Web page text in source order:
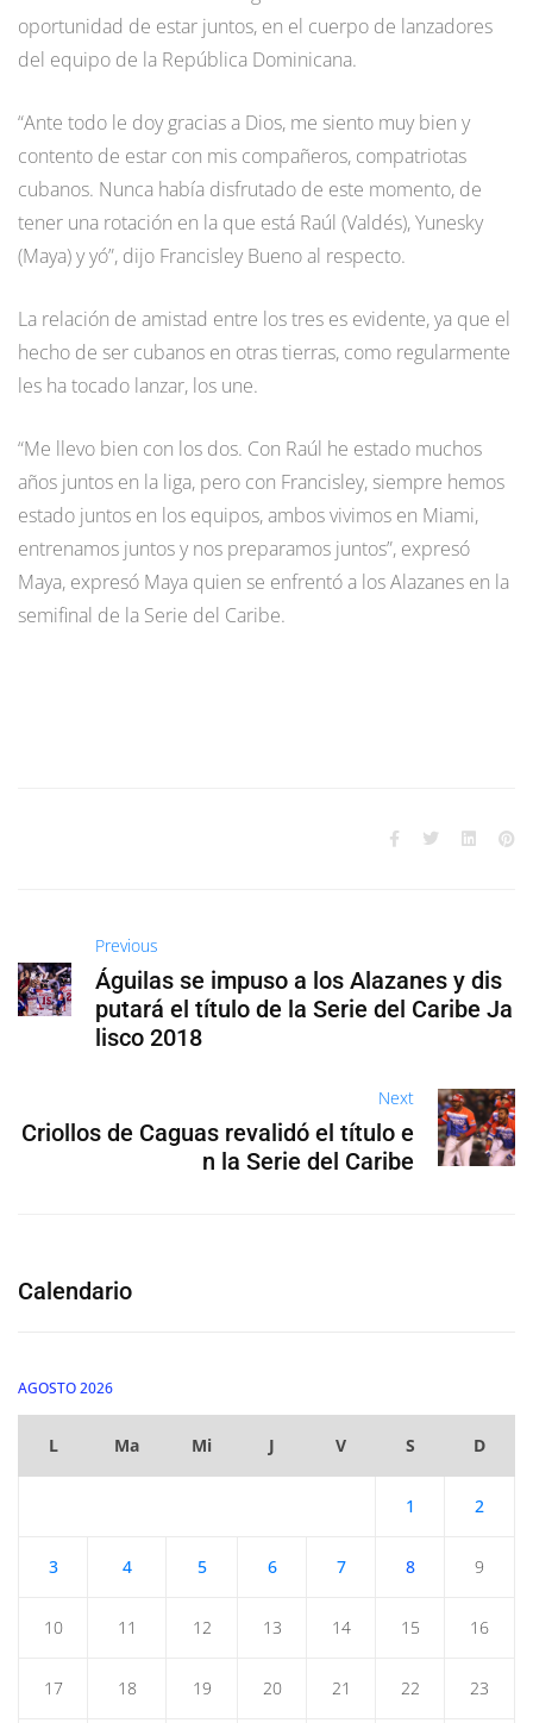
oportunidad de estar juntos, en el cuerpo de lanzadores
del equipo de la República Dominicana.
“Ante todo le doy gracias a Dios, me siento muy bien y
contento de estar con mis compañeros, compatriotas
cubanos. Nunca había disfrutado de este momento, de
tener una rotación en la que está Raúl (Valdés), Yunesky
(Maya) y yó”, dijo Francisley Bueno al respecto.
La relación de amistad entre los tres es evidente, ya que el
hecho de ser cubanos en otras tierras, como regularmente
les ha tocado lanzar, los une.
“Me llevo bien con los dos. Con Raúl he estado muchos
años juntos en la liga, pero con Francisley, siempre hemos
estado juntos en los equipos, ambos vivimos en Miami,
entrenamos juntos y nos preparamos juntos”, expresó
Maya, expresó Maya quien se enfrentó a los Alazanes en la
semifinal de la Serie del Caribe.
Previous
Águilas se impuso a los Alazanes y dis
putará el título de la Serie del Caribe Ja
lisco 2018
Next
Criollos de Caguas revalidó el título e
n la Serie del Caribe
Calendario
AGOSTO 2026
L Ma Mi J V S D
1 2
3 4 5 6 7 8 9
10 11 12 13 14 15 16
17 18 19 20 21 22 23